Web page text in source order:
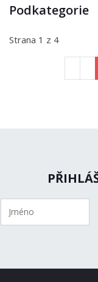
Podkategorie
Strana 1 z 4